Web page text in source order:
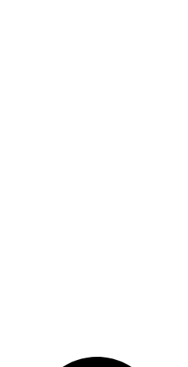
会化と適切なトレーニング
が、忍耐と時間が必要です。
屋が必要で、環境の変化に非
に分類されています。保護活動
ッツを簡単に割ることができま